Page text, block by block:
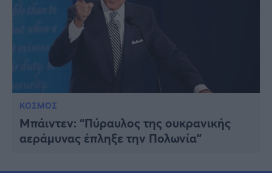
ΚΟΣΜΟΣ
Μπάιντεν: “Πύραυλος της ουκρανικής
αεράμυνας έπληξε την Πολωνία”